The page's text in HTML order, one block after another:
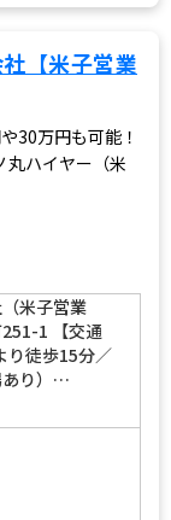
【米子営業
30万円も可能！
丸ハイヤー（米
米子営業
1 【交通
り徒歩15分／
あり）…